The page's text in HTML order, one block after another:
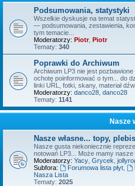
Podsumowania, statystyki
Wszelkie dyskusje na temat
— podsumowania, zestawienia,
tym temacie...
Moderatorzy: Piotr, Piotr
Tematy: 340
Poprawki do Archiwum
Archiwum LP3 nie jest
ochotę poinformować o tym... do
linki URL, fotki, skany, materiał
Moderatorzy: danco28 danco28
Tematy: 1141
Nasze
Nasze własne... topy,
Nasze gusta niekoniecznie
notowań LP3... Może mamy nasze
Moderatorzy: Yacy Grycek
Subfora:
Forumowa lista płyt,
Nasza Lista
Tematy: 2025